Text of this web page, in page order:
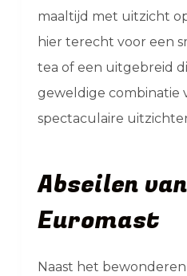
maaltijd met uitzicht
hier terecht voor een
tea of een uitgebreid
geweldige combinatie
spectaculaire
Abseilen
Euromast
Naast het